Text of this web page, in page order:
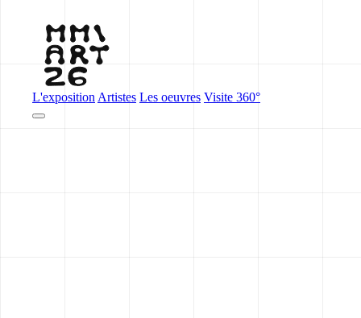
L'exposition Artistes Les oeuvres Visite 360°